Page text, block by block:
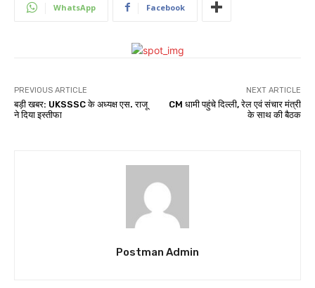
WhatsApp Facebook
PREVIOUS ARTICLE
बड़ी खबर: UKSSSC के अध्यक्ष एस. राजू
ने दिया इस्तीफा
NEXT ARTICLE
CM धामी पहुंचे दिल्ली, रेल एवं संचार मंत्री
के साथ की बैठक
Postman Admin